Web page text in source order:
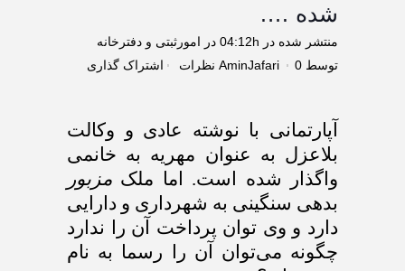
شده ….
منتشر شده در 04:12h در امورثبتی و دفترخانه
توسط
AminJafari 0 نظرات اشتراک گذاری
آپارتمانی با نوشته عادی و وکالت
بلاعزل به عنوان مهریه به خانمی
واگذار شده است. اما ملک مزبور
بدهی سنگینی به شهرداری و دارایی
دارد و وی توان پرداخت آن را ندارد
چگونه می‌توان آن را رسما به نام